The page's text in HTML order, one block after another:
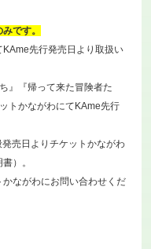
です。
先行発売日より取扱い
』『帰って来た冒険者た
トかながわにてKAme先行
売日よりチケットかながわ
）。
ながわにお問い合わせくだ